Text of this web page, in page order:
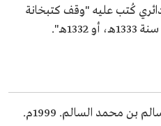
دائري كُتب عليه "وقف كتبخانة
بن محمد السالم. 1999م.